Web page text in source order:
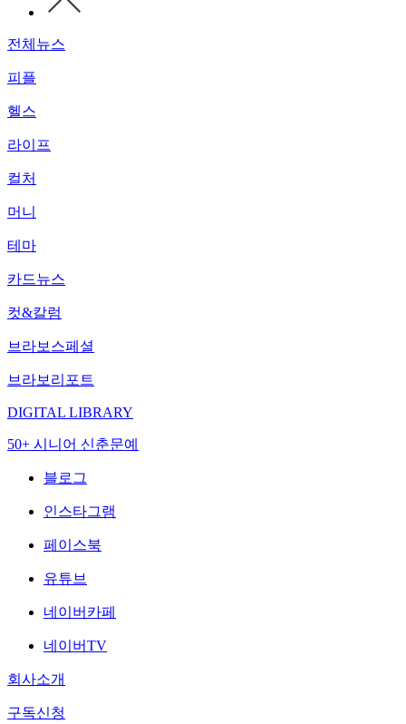
전체뉴스
피플
헬스
라이프
컬처
머니
테마
카드뉴스
컷&칼럼
브라보스페셜
브라보리포트
DIGITAL LIBRARY
50+ 시니어 신춘문예
블로그
인스타그램
페이스북
유튜브
네이버카페
네이버TV
회사소개
구독신청